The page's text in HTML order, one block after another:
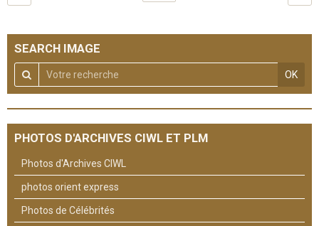
SEARCH IMAGE
OK
PHOTOS D'ARCHIVES CIWL ET PLM
Photos d'Archives CIWL
photos orient express
Photos de Célébrités